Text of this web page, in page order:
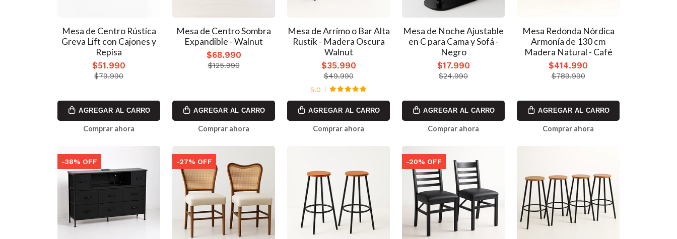
Mesa de Centro Rústica
Greva Lift con Cajones y
Repisa
$51.990
$79.990
AGREGAR AL CARRO
Comprar ahora
Mesa de Centro Sombra
Expandible - Walnut
$68.990
$125.990
AGREGAR AL CARRO
Comprar ahora
Mesa de Arrimo o Bar Alta
Rustik - Madera Oscura
Walnut
$35.990
$49.990
5.0
AGREGAR AL CARRO
Comprar ahora
Mesa de Noche Ajustable
en C para Cama y Sofá -
Negro
$17.990
$24.990
AGREGAR AL CARRO
Comprar ahora
Mesa Redonda Nórdica
Armonía de 130 cm
Madera Natural - Café
$414.990
$789.990
AGREGAR AL CARRO
Comprar ahora
-38% OFF -27% OFF -20% OFF